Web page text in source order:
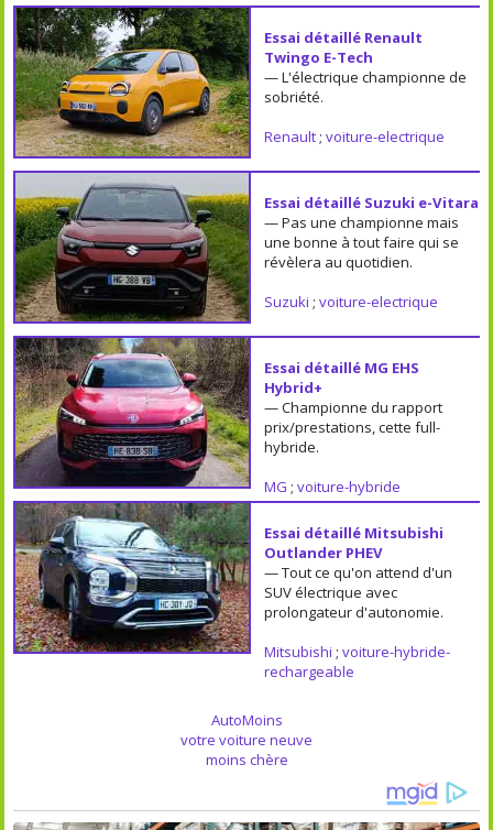
Essai détaillé Renault
Twingo E-Tech
— L'électrique championne de
sobriété.
Renault ; voiture-electrique
Essai détaillé Suzuki e-Vitara
— Pas une championne mais
une bonne à tout faire qui se
révèlera au quotidien.
Suzuki ; voiture-electrique
Essai détaillé MG EHS
Hybrid+
— Championne du rapport
prix/prestations, cette full-
hybride.
MG ; voiture-hybride
Essai détaillé Mitsubishi
Outlander PHEV
— Tout ce qu'on attend d'un
SUV électrique avec
prolongateur d'autonomie.
Mitsubishi ; voiture-hybride-
rechargeable
AutoMoins
votre voiture neuve
moins chère